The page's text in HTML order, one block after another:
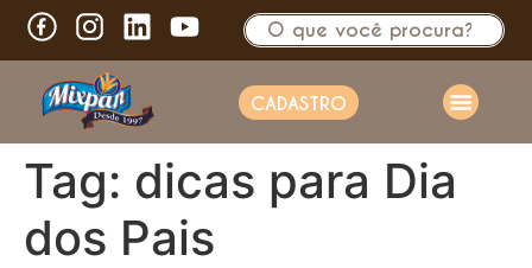
CADASTRO
Tag: dicas para Dia
dos Pais